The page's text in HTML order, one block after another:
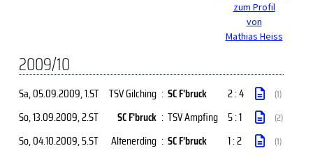
zum Profil
von
Mathias Heiss
2009/10
Sa, 05.09.2009, 1.ST TSV Gilching : SC F'bruck 2 : 4 (1)
So, 13.09.2009, 2.ST SC F'bruck : TSV Ampfing 5 : 1 (2)
So, 04.10.2009, 5.ST Altenerding : SC F'bruck 1 : 2 (1)